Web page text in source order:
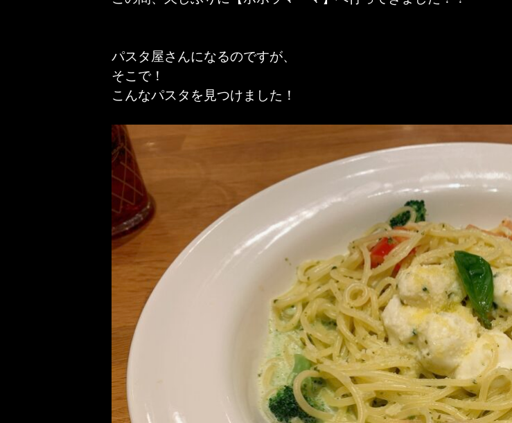
パスタ屋さんになるのですが、
そこで！
こんなパスタを見つけました！